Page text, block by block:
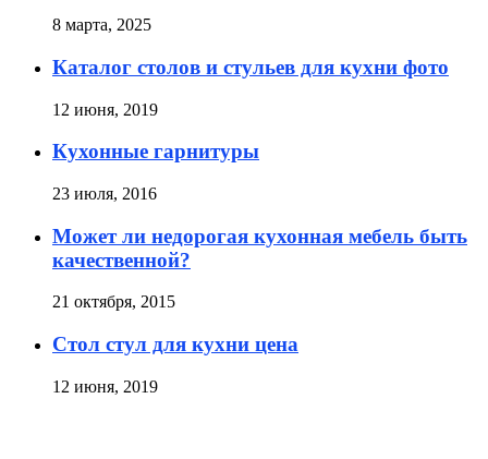
8 марта, 2025
Каталог столов и стульев для кухни фото
12 июня, 2019
Кухонные гарнитуры
23 июля, 2016
Может ли недорогая кухонная мебель быть
качественной?
21 октября, 2015
Стол стул для кухни цена
12 июня, 2019